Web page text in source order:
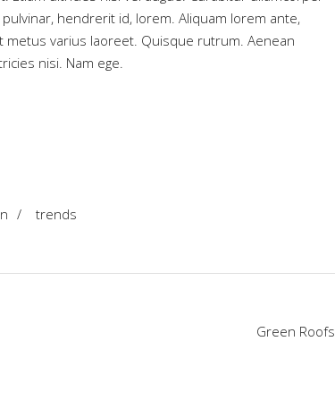
hendrerit id, lorem. Aliquam lorem ante,
metus varius laoreet. Quisque rutrum. Aenean
nisi. Nam ege.
/ trends
Green Roofs